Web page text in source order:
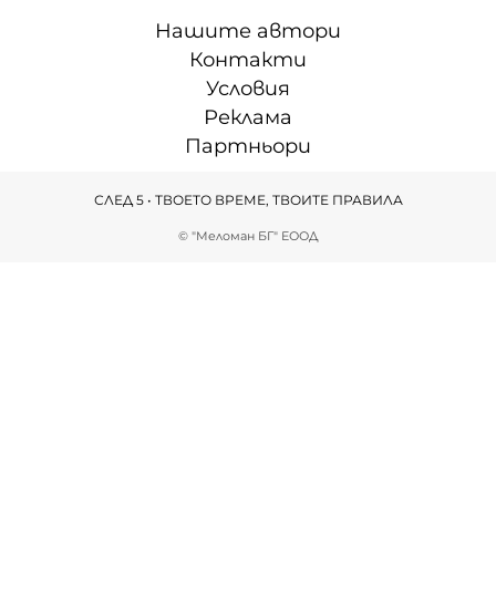
Нашите автори
Контакти
Условия
Реклама
Партньори
© "Меломан БГ" ЕООД
СЛЕД 5 • ТВОЕТО ВРЕМЕ, ТВОИТЕ ПРАВИЛА